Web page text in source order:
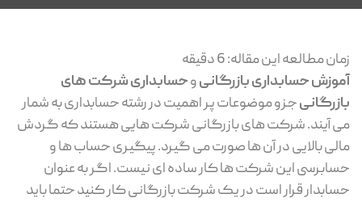
زمان مطالعه این مقاله:6دقیقه
آموزش حسابداری بازرگانیوحسابداری شرکت های
بازرگانیجزو موضوعات پر اهمیت در رشته حسابداری به شمار
می آیند. شرکت های بازرگانی شرکت هایی هستند که گردش
مالی بالایی در آن ها صورت می گیرد. پیگیری حساب ها و
حسابرسی این شرکت ها کار ساده ای نیست. اگر به عنوان
حسابدار قرار است در یک شرکت بازرگانی کار کنید حتما باید